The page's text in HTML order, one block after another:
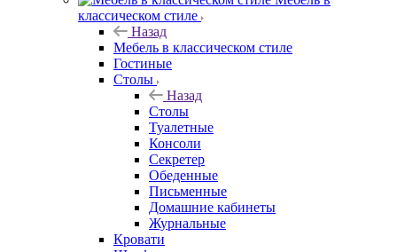
классическом стиле
Назад
Мебель в классическом стиле
Гостиные
Столы
Назад
Столы
Туалетные
Консоли
Секретер
Обеденные
Письменные
Домашние кабинеты
Журнальные
Кровати